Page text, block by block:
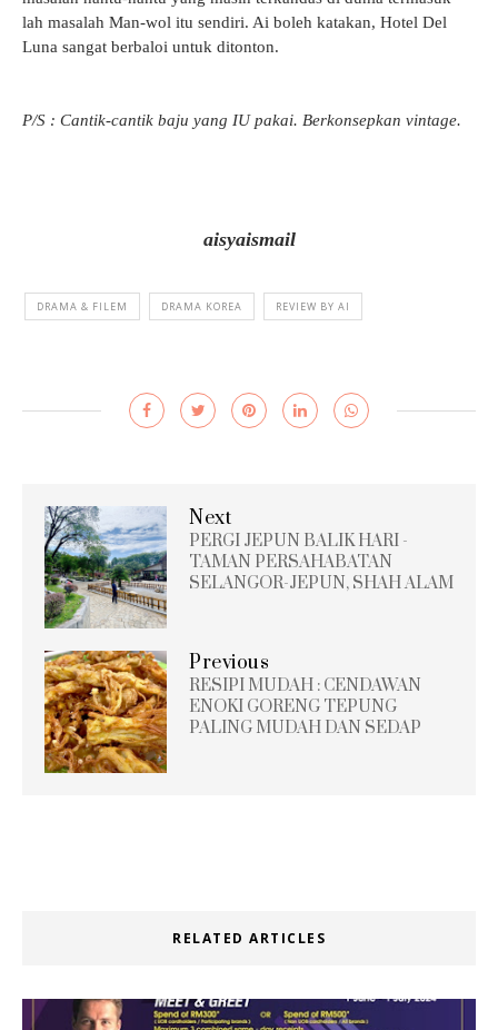
lah masalah Man-wol itu sendiri. Ai boleh katakan, Hotel Del
Luna sangat berbaloi untuk ditonton.
P/S : Cantik-cantik baju yang IU pakai. Berkonsepkan vintage.
aisyaismail
DRAMA & FILEM DRAMA KOREA REVIEW BY AI
Next
PERGI JEPUN BALIK HARI -
TAMAN PERSAHABATAN
SELANGOR-JEPUN, SHAH ALAM
Previous
RESIPI MUDAH : CENDAWAN
ENOKI GORENG TEPUNG
PALING MUDAH DAN SEDAP
RELATED ARTICLES